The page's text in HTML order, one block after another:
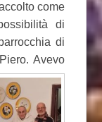
come
di
di
Avevo